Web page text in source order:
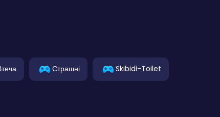
Страшні Skibidi-Toilet